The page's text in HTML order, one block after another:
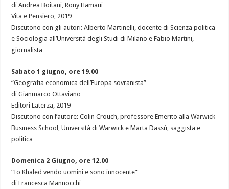
di Andrea Boitani, Rony Hamaui
Vita e Pensiero, 2019
Discutono con gli autori: Alberto Martinelli, docente di Scienza politica
e Sociologia all’Università degli Studi di Milano e Fabio Martini,
giornalista
Sabato 1 giugno, ore 19.00
“Geografia economica dell’Europa sovranista”
di Gianmarco Ottaviano
Editori Laterza, 2019
Discutono con l’autore: Colin Crouch, professore Emerito alla Warwick
Business School, Università di Warwick e Marta Dassù, saggista e
politica
Domenica 2 Giugno, ore 12.00
“Io Khaled vendo uomini e sono innocente”
di Francesca Mannocchi